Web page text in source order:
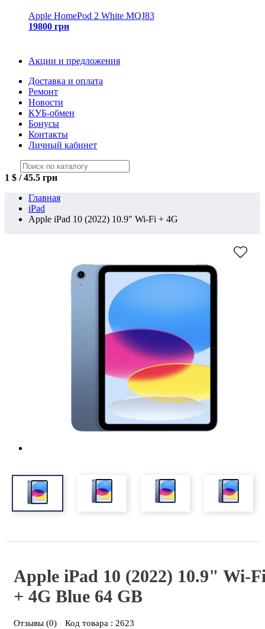
Apple HomePod 2 White MQJ83
19800 грн
Акции и предложения
Доставка и оплата
Ремонт
Новости
КУБ-обмен
Бонусы
Контакты
Личный кабинет
1 $ / 45.5 грн
Главная
iPad
Apple iPad 10 (2022) 10.9" Wi-Fi + 4G
Apple iPad 10 (2022) 10.9" Wi-
+ 4G Blue 64 GB
Отзывы (0) Код товара : 2623